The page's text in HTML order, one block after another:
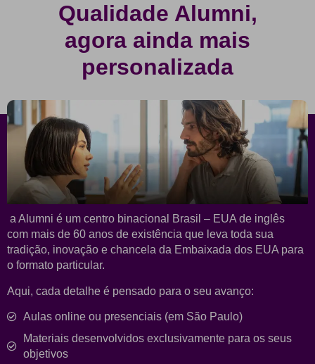
Qualidade Alumni,
agora ainda mais
personalizada
a Alumni é um centro binacional Brasil – EUA de inglês
com mais de 60 anos de existência que leva toda sua
tradição, inovação e chancela da Embaixada dos EUA para
o formato particular.
Aqui, cada detalhe é pensado para o seu avanço:
Aulas online ou presenciais (em São Paulo)
Materiais desenvolvidos exclusivamente para os seus
objetivos